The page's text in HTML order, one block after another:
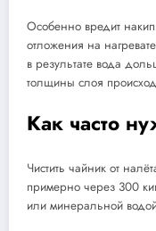
Особенно вредит
отложения на
в результате вода
толщины слоя
Как часто
Чистить чайник от
примерно через 300
или минеральной